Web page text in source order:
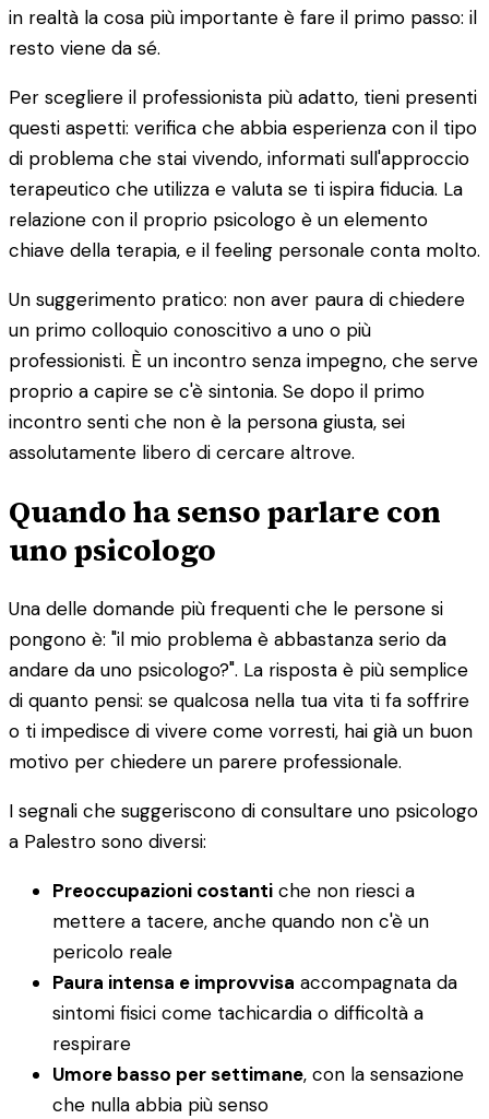
in realtà la cosa più importante è fare il primo passo: il
resto viene da sé.
Per scegliere il professionista più adatto, tieni presenti
questi aspetti: verifica che abbia esperienza con il tipo
di problema che stai vivendo, informati sull'approccio
terapeutico che utilizza e valuta se ti ispira fiducia. La
relazione con il proprio psicologo è un elemento
chiave della terapia, e il feeling personale conta molto.
Un suggerimento pratico: non aver paura di chiedere
un primo colloquio conoscitivo a uno o più
professionisti. È un incontro senza impegno, che serve
proprio a capire se c'è sintonia. Se dopo il primo
incontro senti che non è la persona giusta, sei
assolutamente libero di cercare altrove.
Quando ha senso parlare con
uno psicologo
Una delle domande più frequenti che le persone si
pongono è: "il mio problema è abbastanza serio da
andare da uno psicologo?". La risposta è più semplice
di quanto pensi: se qualcosa nella tua vita ti fa soffrire
o ti impedisce di vivere come vorresti, hai già un buon
motivo per chiedere un parere professionale.
I segnali che suggeriscono di consultare uno psicologo
a Palestro sono diversi:
Preoccupazioni costanti che non riesci a
mettere a tacere, anche quando non c'è un
pericolo reale
Paura intensa e improvvisa accompagnata da
sintomi fisici come tachicardia o difficoltà a
respirare
Umore basso per settimane, con la sensazione
che nulla abbia più senso